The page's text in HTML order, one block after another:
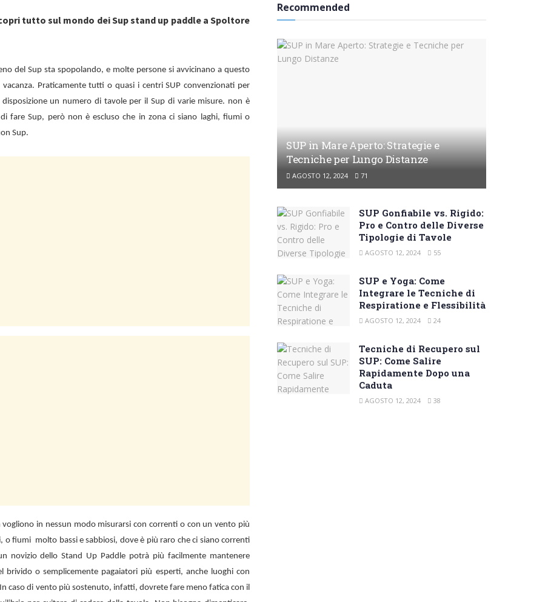
tutto sul mondo dei Sup stand up paddle a Spoltore
del Sup sta spopolando, e molte persone si avvicinano a questo
Praticamente tutti o quasi i centri SUP convenzionati per
un numero di tavole per il Sup di varie misure. non è
fare Sup, però non è escluso che in zona ci siano laghi, fiumi o
Sup.
vogliono in nessun modo misurarsi con correnti o con un vento più
o fiumi molto bassi e sabbiosi, dove è più raro che ci siano correnti
novizio delloStand Up Paddle potrà più facilmente mantenere
brivido o semplicemente pagaiatori più esperti, anche luoghi con
caso di vento più sostenuto, infatti, dovrete fare meno fatica con il
Recommended
SUP in Mare Aperto: Strategie e
Tecniche per Lungo Distanze
AGOSTO 12, 2024 71
SUP Gonfiabile vs. Rigido:
Pro e Contro delle Diverse
Tipologie di Tavole
AGOSTO 12, 2024 55
SUP e Yoga: Come
Integrare le Tecniche di
Respiratione e Flessibilità
AGOSTO 12, 2024 24
Tecniche di Recupero sul
SUP: Come Salire
Rapidamente Dopo una
Caduta
AGOSTO 12, 2024 38